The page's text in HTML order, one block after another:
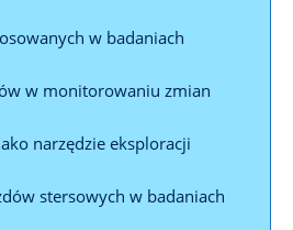
w badaniach
‌w monitorowaniu zmian
⁣narzędzie eksploracji
stersowych w badaniach‍